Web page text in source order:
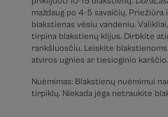
maždaug po 4-5 savaičių. Priežiūra
blakstienas vėsiu vandeniu.
tirpina blakstienų klijus. Dirbkite
rankšluosčiu. Leiskite
atviros ugnies ar tiesioginio karščio.
Nuėmimas: Blakstienų nuėmimui
tirpiklų. Niekada jėga netraukite